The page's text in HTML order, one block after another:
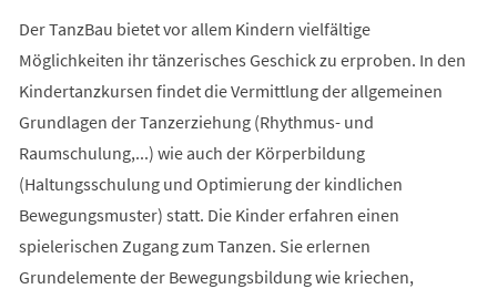
Der TanzBau bietet vor allem Kindern vielfältige
Möglichkeiten ihr tänzerisches Geschick zu erproben. In den
Kindertanzkursen findet die Vermittlung der allgemeinen
Grundlagen der Tanzerziehung (Rhythmus- und
Raumschulung,...) wie auch der Körperbildung
(Haltungsschulung und Optimierung der kindlichen
Bewegungsmuster) statt. Die Kinder erfahren einen
spielerischen Zugang zum Tanzen. Sie erlernen
Grundelemente der Bewegungsbildung wie kriechen,